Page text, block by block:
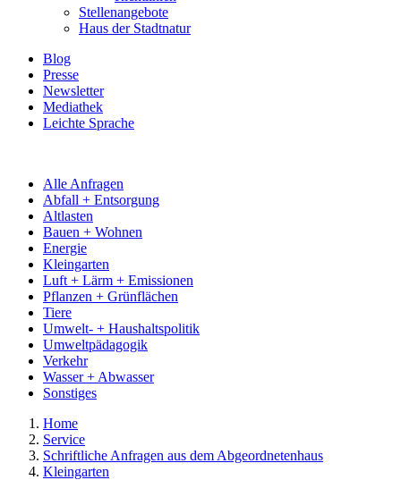
Stellenangebote
Haus der Stadtnatur
Blog
Presse
Newsletter
Mediathek
Leichte Sprache
Alle Anfragen
Abfall + Entsorgung
Altlasten
Bauen + Wohnen
Energie
Kleingarten
Luft + Lärm + Emissionen
Pflanzen + Grünflächen
Tiere
Umwelt- + Haushaltspolitik
Umweltpädagogik
Verkehr
Wasser + Abwasser
Sonstiges
Home
Service
Schriftliche Anfragen aus dem Abgeordnetenhaus
Kleingarten